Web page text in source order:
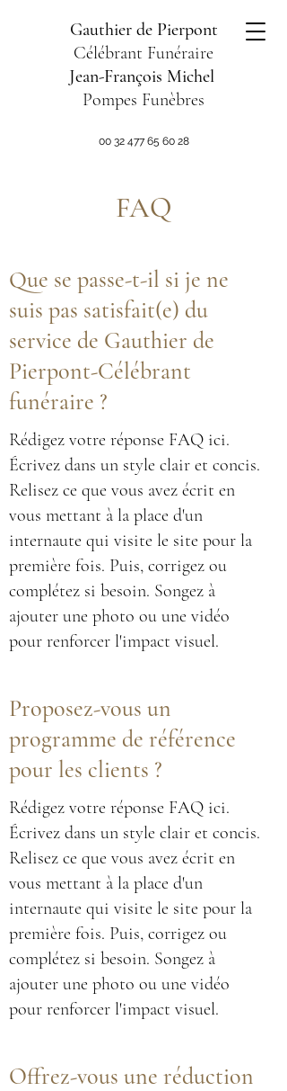
Gauthier de Pierpont
Célébrant Funéraire
Jean-François Michel
Pompes Funèbres
00 32 477 65 60 28
FAQ
Que se passe-t-il si je ne
suis pas satisfait(e) du
service de Gauthier de
Pierpont-Célébrant
funéraire ?
Rédigez votre réponse FAQ ici.
Écrivez dans un style clair et concis.
Relisez ce que vous avez écrit en
vous mettant à la place d'un
internaute qui visite le site pour la
première fois. Puis, corrigez ou
complétez si besoin. Songez à
ajouter une photo ou une vidéo
pour renforcer l'impact visuel.
Proposez-vous un
programme de référence
pour les clients ?
Rédigez votre réponse FAQ ici.
Écrivez dans un style clair et concis.
Relisez ce que vous avez écrit en
vous mettant à la place d'un
internaute qui visite le site pour la
première fois. Puis, corrigez ou
complétez si besoin. Songez à
ajouter une photo ou une vidéo
pour renforcer l'impact visuel.
Offrez-vous une réduction